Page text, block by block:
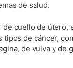
de salud.
de cuello de útero,
tipos de cáncer,
de vulva y de